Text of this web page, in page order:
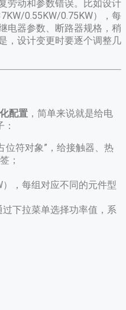
劳动和参数错误。比如设计
0.55KW/0.75KW），每
电器参数、断路器规格，稍
，设计变更时要逐个调整几
配置 ，简单来说就是给电
位符对象”，给接触器、热
；
），每组对应不同的元件型
过下拉菜单选择功率值，系